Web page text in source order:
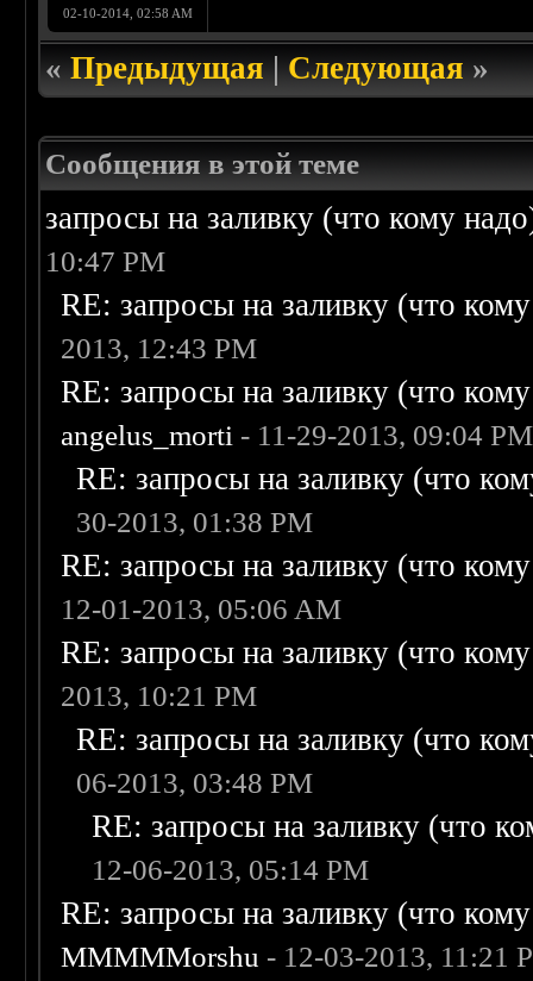
02-10-2014, 02:58 AM
«Предыдущая|Следующая»
Сообщения в этой теме
запросы на заливку (что кому
10:47 PM
RE: запросы на заливку (что
2013, 12:43 PM
RE: запросы на заливку (что
angelus_morti - 11-29-2013, 09:04 PM
RE: запросы на заливку (что
30-2013, 01:38 PM
RE: запросы на заливку (что
12-01-2013, 05:06 AM
RE: запросы на заливку (что
2013, 10:21 PM
RE: запросы на заливку (что
06-2013, 03:48 PM
RE: запросы на заливку (что
12-06-2013, 05:14 PM
RE: запросы на заливку (что
MMMMMorshu - 12-03-2013, 11:21